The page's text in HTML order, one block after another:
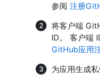
参阅 注册
将客户端
ID。 客户端
GitHub应用
为应用生成